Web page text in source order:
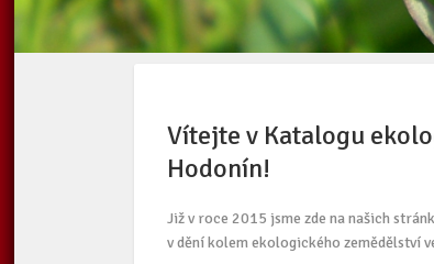
Vítejte v Katalogu
Hodonín!
Již v roce 2015 jsme zde na našich
v dění kolem ekologického zemědělství